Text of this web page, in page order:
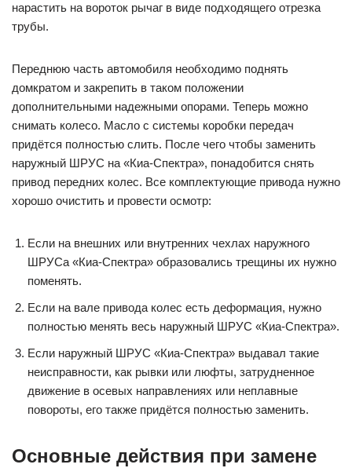
нарастить на вороток рычаг в виде подходящего отрезка
трубы.
Переднюю часть автомобиля необходимо поднять
домкратом и закрепить в таком положении
дополнительными надежными опорами. Теперь можно
снимать колесо. Масло с системы коробки передач
придётся полностью слить. После чего чтобы заменить
наружный ШРУС на «Киа-Спектра», понадобится снять
привод передних колес. Все комплектующие привода нужно
хорошо очистить и провести осмотр:
Если на внешних или внутренних чехлах наружного
ШРУСа «Киа-Спектра» образовались трещины их нужно
поменять.
Если на вале привода колес есть деформация, нужно
полностью менять весь наружный ШРУС «Киа-Спектра».
Если наружный ШРУС «Киа-Спектра» выдавал такие
неисправности, как рывки или люфты, затрудненное
движение в осевых направлениях или неплавные
повороты, его также придётся полностью заменить.
Основные действия при замене